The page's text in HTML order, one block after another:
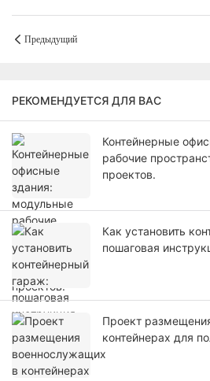
Предыдущий
РЕКОМЕНДУЕТСЯ ДЛЯ ВАС
Контейнерные
рабочие
проектов.
Как установить
пошаговая
Проект
контейнерах для